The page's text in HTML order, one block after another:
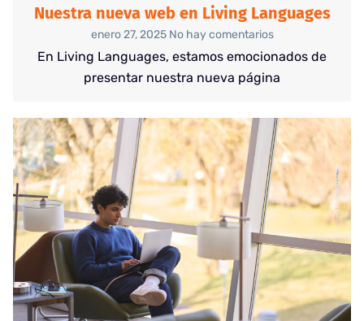
Nuestra nueva web en Living Languages
enero 27, 2025 No hay comentarios
En Living Languages, estamos emocionados de
presentar nuestra nueva página